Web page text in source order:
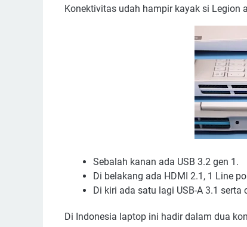
Konektivitas udah hampir kayak si Legion
Sebalah kanan ada USB 3.2 gen 1.
Di belakang ada HDMI 2.1, 1 Line
Di kiri ada satu lagi USB-A 3.1
Di Indonesia laptop ini hadir dalam dua